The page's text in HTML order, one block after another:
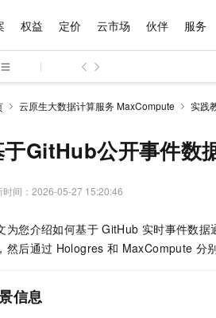
权益 定价 云市场 伙伴 服务
云原生大数据计算服务 MaxCompute 实践
GitHub公开事件数
间： 2026-05-27 15:20:46
为您介绍如何基于 GitHub 实时事件数据
然后通过 Hologres 和 MaxCompute 分
信息
AI平台
Max HOT
Plus
Kimi-
品
务与应用平台
高性能、安全可靠的大模型服务
脑
安全接入的云上超级电脑
提供智能
人工智能
一站式AI
决方案
即自动完成翻译和格式还原
Agent，打造自进化智能体
，持久记忆，越用越聪明
5 分钟轻
云
38元/年起，超值低价云产品抢先购
户得奖励，单订单最高返9万
算力普惠，学生认证享300元代金券
用
AI 特惠
至高享 1
Token
价
品的定价详情
本管理
化成本
价格计
自助选配
价格优
城
序
数据与
手机三要
OCR 文
售伙伴
伴合作计划
态合作计划
On Alibaba Cloud
型销售与服务生态合作计划
成为产
产品生态
询
务
企业增
专家技术
企业成
服务实践
选择阿里云
告
最佳实
云上奥运
看见新力